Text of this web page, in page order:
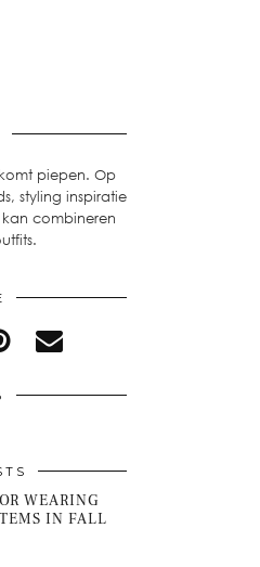
piepen. Op
styling inspiratie
combineren
WEARING
IN FALL